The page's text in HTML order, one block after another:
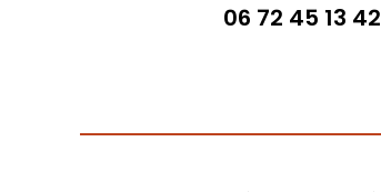
06 72 45 13 42